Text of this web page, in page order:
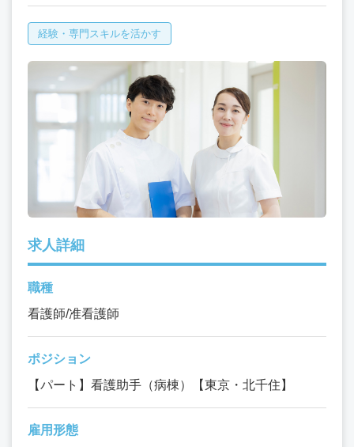
経験・専門スキルを活かす
求人詳細
職種
看護師/准看護師
ポジション
【パート】看護助手（病棟）【東京・北千住】
雇用形態